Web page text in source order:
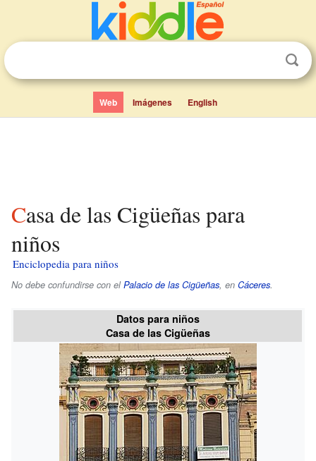
Web Imágenes English
Casa de las Cigüeñas para
niños
Enciclopedia para niños
No debe confundirse con elPalacio de las Cigüeñas, en Cáceres.
Datos para niños
Casa de las Cigüeñas